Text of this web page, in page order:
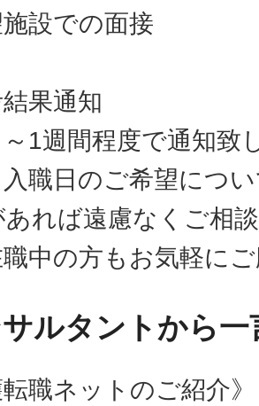
施設での面接
結果通知
1週間程度で通知致
職日のご希望につ
れば遠慮なくご相
中の方もお気軽に
ルタントから一
転職ネットのご紹介》